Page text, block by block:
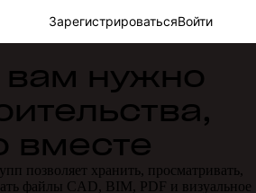
ЗарегистрироватьсяВойти
вам нужно
вместе
позволяет хранить, просматривать,
файлы CAD, BIM, PDF и визуальное